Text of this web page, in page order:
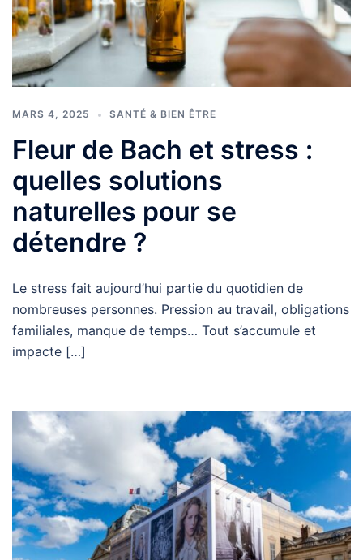
MARS 4, 2025 SANTÉ & BIEN ÊTRE
Fleur de Bach et stress :
quelles solutions
naturelles pour se
détendre ?
Le stress fait aujourd’hui partie du quotidien de
nombreuses personnes. Pression au travail, obligations
familiales, manque de temps… Tout s’accumule et
impacte […]